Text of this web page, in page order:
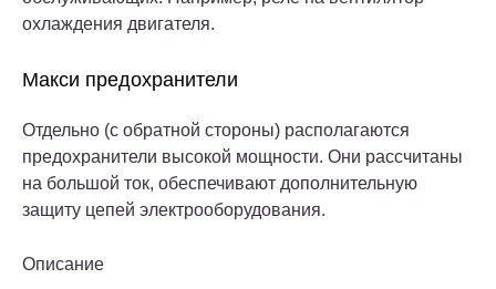
охлаждения двигателя.
Макси предохранители
Отдельно (с обратной стороны) располагаются
предохранители высокой мощности. Они рассчитаны
на большой ток, обеспечивают дополнительную
защиту цепей электрооборудования.
Описание